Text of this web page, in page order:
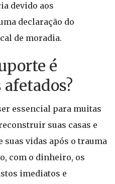
devido aos
declaração do
de moradia.
é
essencial para muitas
suas casas e
vidas após o trauma
com o dinheiro, os
imediatos e